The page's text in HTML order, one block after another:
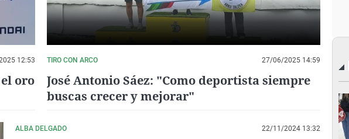
12:53
oro
TIRO CON ARCO 27/06/2025 14:59
José Antonio Sáez: "Como deportista siempre
buscas crecer y mejorar"
ALBA DELGADO 22/11/2024 13:32